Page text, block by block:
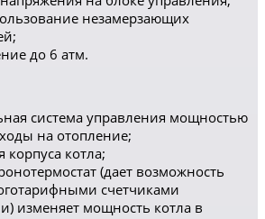
незамерзающих
до 6 атм.
система управления мощностью
на отопление;
корпуса котла;
(дает возможность
счетчиками
изменяет мощность котла в